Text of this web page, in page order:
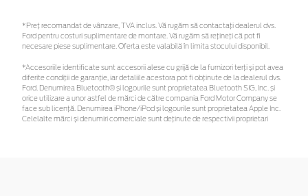
*Preţ recomandat de vânzare, TVA inclus. Vă rugăm să contactaţi dealerul dvs.
Ford pentru costuri suplimentare de montare. Vă rugăm să rețineți că pot fi
necesare piese suplimentare. Oferta este valabilă în limita stocului disponibil.
*Accesoriile identificate sunt accesorii alese cu grijă de la furnizori terți și pot avea
diferite condiții de garanție, iar detaliile acestora pot fi obținute de la dealerul dvs.
Ford. Denumirea Bluetooth® și logourile sunt proprietatea Bluetooth SIG, Inc. și
orice utilizare a unor astfel de mărci de către compania Ford Motor Company se
face sub licență. Denumirea iPhone/iPod și logourile sunt proprietatea Apple Inc.
Celelalte mărci și denumiri comerciale sunt deținute de respectivii proprietari